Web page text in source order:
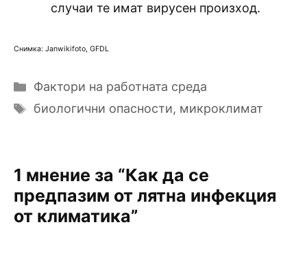
случаи те имат вирусен произход.
Снимка: Janwikifoto, GFDL
Категории
Фактори на работната среда
Етикети
биологични опасности, микроклимат
1 мнение за “Как да се
предпазим от лятна инфекция
от климатика”